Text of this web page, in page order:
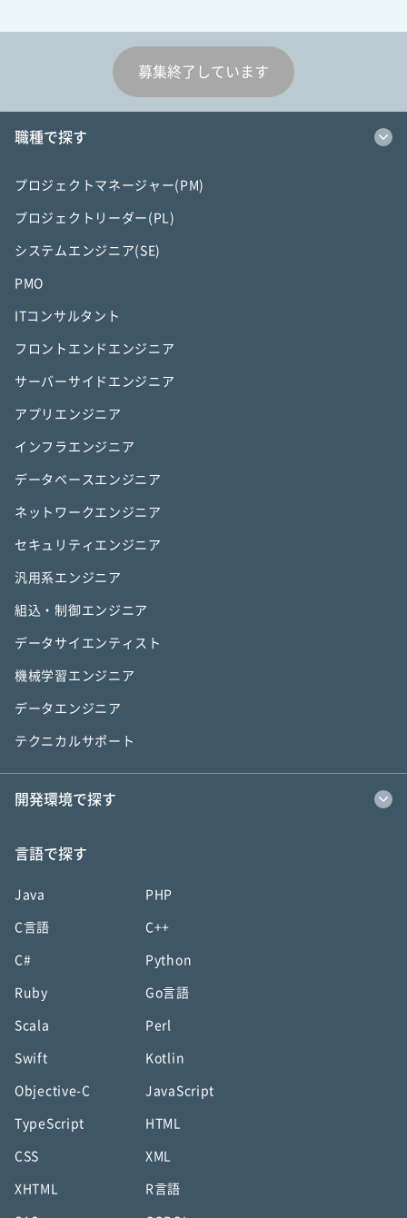
募集終了しています
職種で探す
プロジェクトマネージャー(PM)
プロジェクトリーダー(PL)
システムエンジニア(SE)
PMO
ITコンサルタント
フロントエンドエンジニア
サーバーサイドエンジニア
アプリエンジニア
インフラエンジニア
データベースエンジニア
ネットワークエンジニア
セキュリティエンジニア
汎用系エンジニア
組込・制御エンジニア
データサイエンティスト
機械学習エンジニア
データエンジニア
テクニカルサポート
開発環境で探す
言語で探す
Java PHP
C言語 C++
C# Python
Ruby Go言語
Scala Perl
Swift Kotlin
Objective-C JavaScript
TypeScript HTML
CSS XML
XHTML R言語